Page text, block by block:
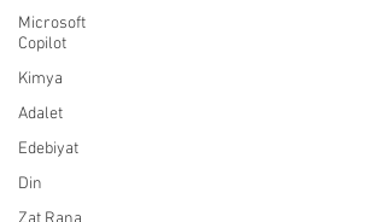
Microsoft
Copilot
Kimya
Adalet
Edebiyat
Din